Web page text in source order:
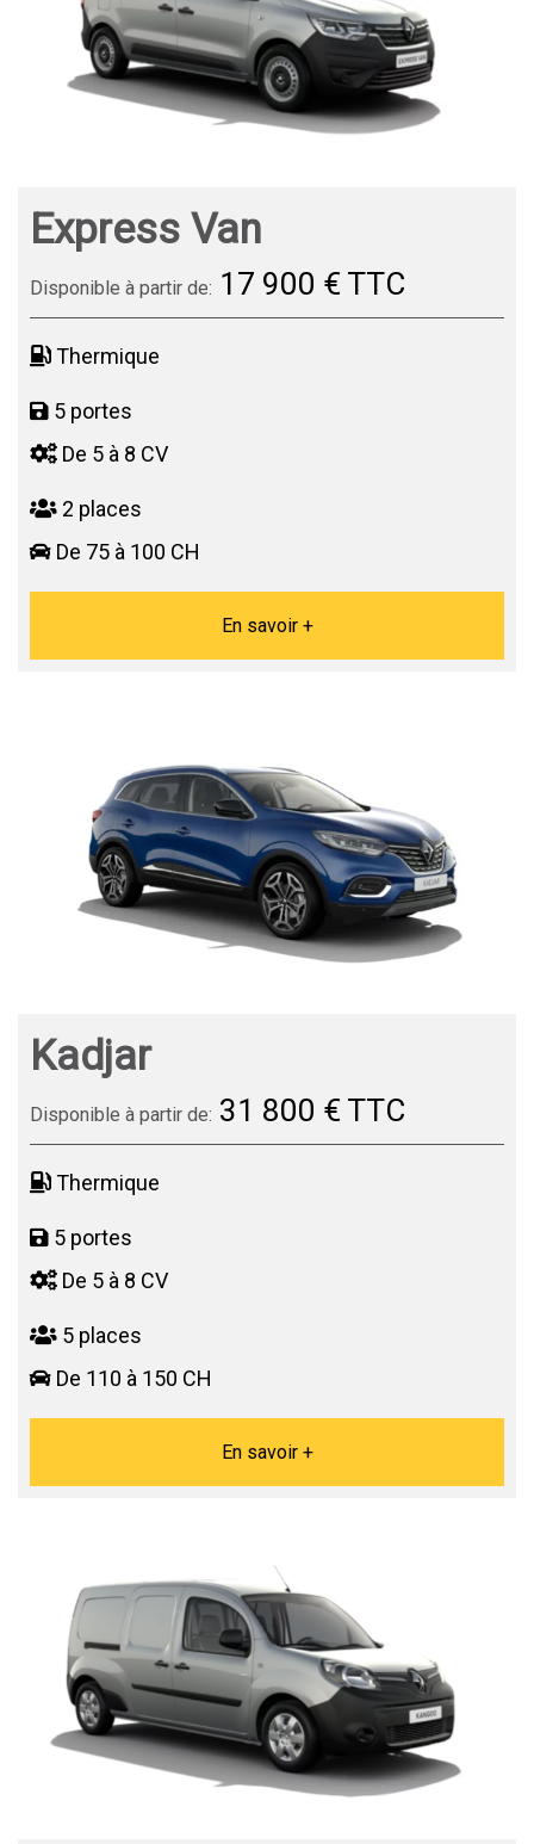
Express Van
Disponible à partir de: 17 900 € TTC
Thermique
5 portes
De 5 à 8 CV
2 places
De 75 à 100 CH
En savoir +
Kadjar
Disponible à partir de: 31 800 € TTC
Thermique
5 portes
De 5 à 8 CV
5 places
De 110 à 150 CH
En savoir +